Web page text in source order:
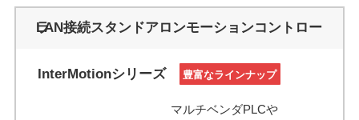
LAN接続スタンドアロンモーションコントローラ
InterMotionシリーズ 豊富なラインナップ
マルチベンダPLCや